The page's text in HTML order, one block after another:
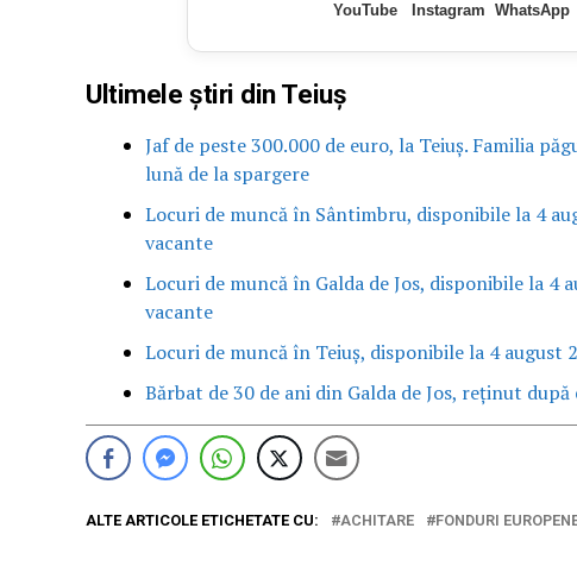
YouTube Instagram WhatsApp
Ultimele știri din Teiuș
Jaf de peste 300.000 de euro, la Teiuș. Familia
lună de la spargere
Locuri de muncă în Sântimbru, disponibile la 4
vacante
Locuri de muncă în Galda de Jos, disponibile la
vacante
Locuri de muncă în Teiuș, disponibile la 4
Bărbat de 30 de ani din Galda de Jos, reținut
ALTE ARTICOLE ETICHETATE CU: ACHITARE FONDURI